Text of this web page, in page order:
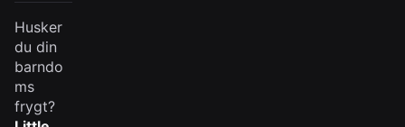
Husker
du din
barndo
ms
frygt?